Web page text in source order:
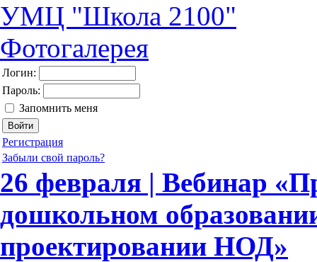
УМЦ "Школа 2100"
Фотогалерея
Логин:
Пароль:
Запомнить меня
Регистрация
Забыли свой пароль?
26 февраля | Вебинар
дошкольном
проектировании НОД»